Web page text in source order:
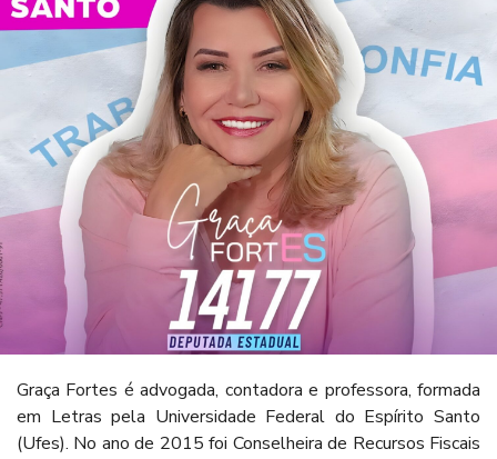
Graça Fortes é advogada, contadora e professora, formada
em Letras pela Universidade Federal do Espírito Santo
(Ufes). No ano de 2015 foi Conselheira de Recursos Fiscais